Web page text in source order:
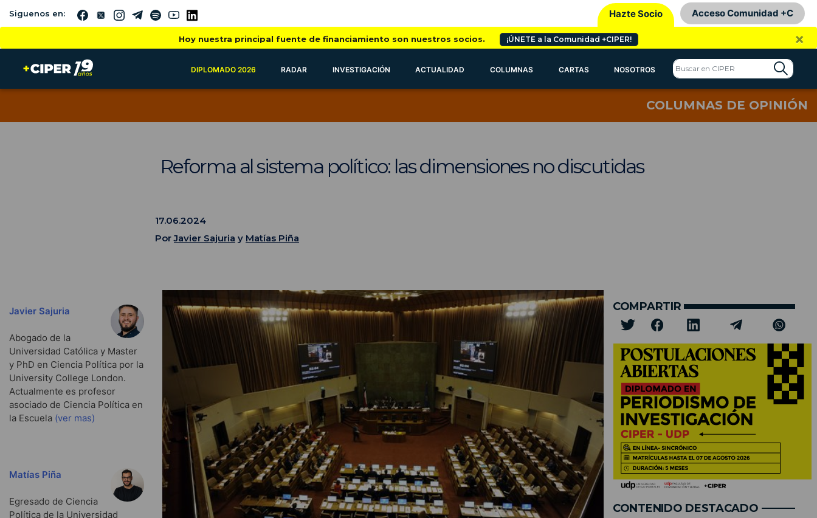
Siguenos en: Hazte Socio Acceso Comunidad +C
Hoy nuestra principal fuente de financiamiento son nuestros socios. ¡ÚNETE a la Comunidad +CIPER! ×
DIPLOMADO 2026 RADAR INVESTIGACIÓN ACTUALIDAD COLUMNAS CARTAS NOSOTROS
COLUMNAS DE OPINIÓN
Reforma al sistema político: las dimensiones no discutidas
17.06.2024
PorJavier Sajuria y Matías Piña
Javier Sajuria
Abogado de la
Universidad Católica y Master
y PhD en Ciencia Política por la
University College London.
Actualmente es profesor
asociado de Ciencia Política en
la Escuela (ver mas)
Matías Piña
Egresado de Ciencia
Política de la Universidad
COMPARTIR
CONTENIDO DESTACADO